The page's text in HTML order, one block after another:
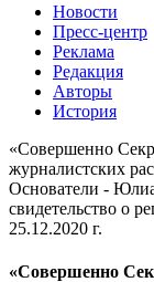
Новости
Пресс-центр
Реклама
Редакция
Авторы
История
«Совершенно
журналистских
Основатели -
свидетельство о
25.12.2020 г.
«Совершенно